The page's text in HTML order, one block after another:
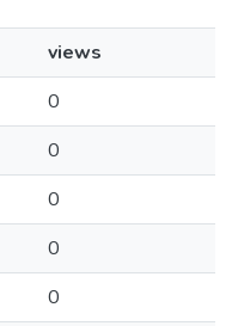
views
0
0
0
0
0